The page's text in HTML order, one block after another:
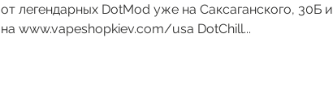
от легендарных DotMod уже на Саксаганского, 30Б и
на www.vapeshopkiev.com/usa DotChill...